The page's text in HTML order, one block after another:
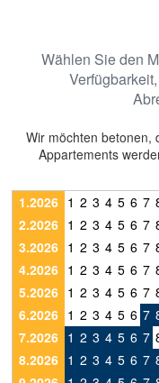
Wählen Sie den
Wir möchten betonen,
Appartements
1.2026 1 2 3 4 5 6 7
2.2026 1 2 3 4 5 6 7
3.2026 1 2 3 4 5 6 7
4.2026 1 2 3 4 5 6 7
5.2026 1 2 3 4 5 6 7
6.2026 1 2 3 4 5 6 7
7.2026 1 2 3 4 5 6 7
8.2026 1 2 3 4 5 6 7